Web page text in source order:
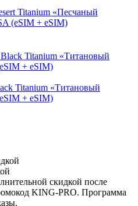
Titanium «Песчаный
(eSIM + eSIM)
Titanium «Титановый
+ eSIM)
скидкой после
KING-PRO. Программа